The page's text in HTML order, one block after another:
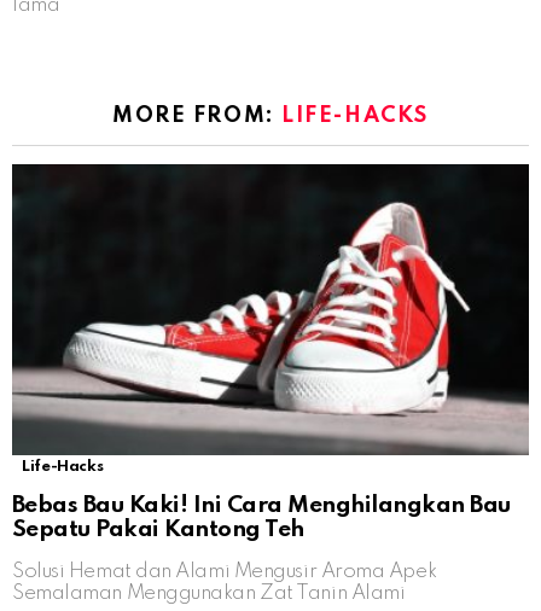
lama
MORE FROM: LIFE-HACKS
Life-Hacks
Bebas Bau Kaki! Ini Cara Menghilangkan Bau
Sepatu Pakai Kantong Teh
Solusi Hemat dan Alami Mengusir Aroma Apek
Semalaman Menggunakan Zat Tanin Alami